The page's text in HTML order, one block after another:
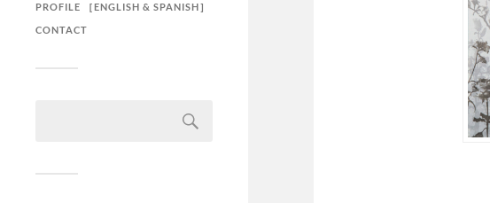
PROFILE ［ENGLISH & SPANISH］
CONTACT